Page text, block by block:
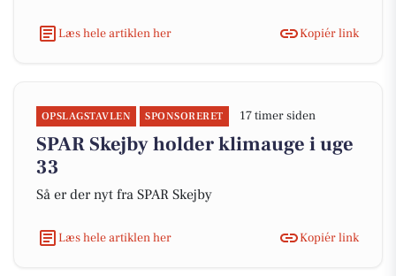
Læs hele artiklen her Kopiér link
OPSLAGSTAVLEN SPONSORERET 17 timer siden
SPAR Skejby holder klimauge i uge
33
Så er der nyt fra SPAR Skejby
Læs hele artiklen her Kopiér link